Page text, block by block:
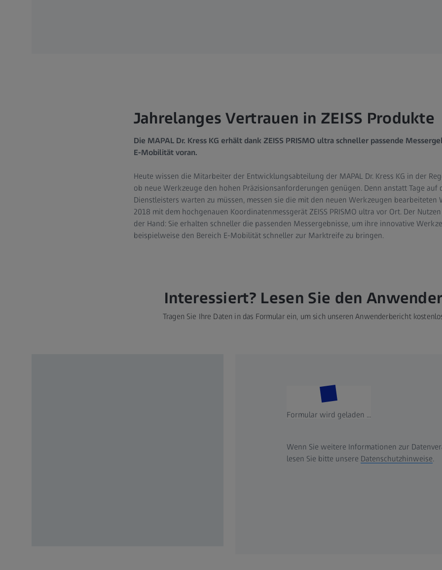
Jahrelanges Vertrauen in ZEISS Produkte
Die MAPAL Dr. Kress KG erhält dank ZEISS PRISMO ultra schneller passende
E-Mobilität voran.
Heute wissen die Mitarbeiter der Entwicklungsabteilung der MAPAL Dr. Kress KG in der
ob neue Werkzeuge den hohen Präzisionsanforderungen genügen. Denn anstatt Tage auf
Dienstleisters warten zu müssen, messen sie die mit den neuen Werkzeugen bearbeiteten
2018 mit dem hochgenauen Koordinatenmessgerät ZEISS PRISMO ultra vor Ort. Der
der Hand: Sie erhalten schneller die passenden Messergebnisse, um ihre innovative
beispielweise den Bereich E-Mobilität schneller zur Marktreife zu bringen.
Interessiert? Lesen Sie den
Tragen Sie Ihre Daten in das Formular ein, um sich unseren Anwenderbericht
Formular wird geladen ...
Wenn Sie weitere Informationen zur
lesen Sie bitte unsere Datenschutzhinweise.